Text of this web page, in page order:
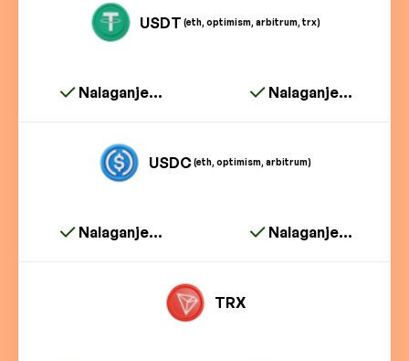
USDT (eth, optimism, arbitrum, trx)
Nalaganje... Nalaganje...
USDC(eth, optimism, arbitrum)
Nalaganje... Nalaganje...
TRX